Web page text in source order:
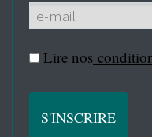
Lire nos